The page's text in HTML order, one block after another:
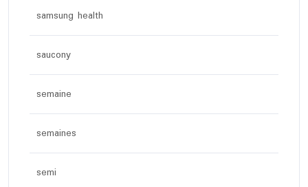
samsung health
saucony
semaine
semaines
semi